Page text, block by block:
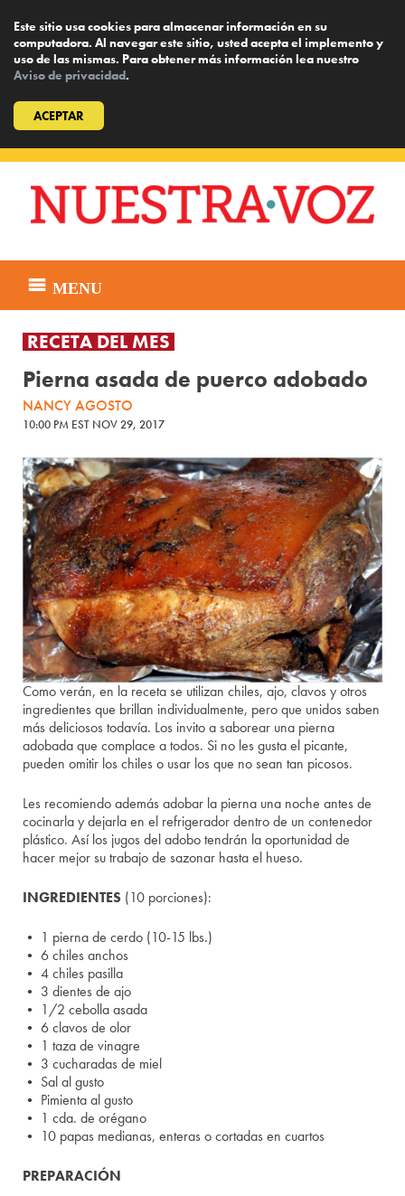
Este sitio usa cookies para almacenar información en su
computadora. Al navegar este sitio, usted acepta el implemento y
uso de las mismas. Para obtener más información lea nuestro
Aviso de privacidad.
ACEPTAR
content
MENU
RECETA DEL MES
Pierna asada de puerco adobado
NANCY AGOSTO
10:00 PM EST NOV 29, 2017
Como verán, en la receta se utilizan chiles, ajo, clavos y otros
ingredientes que brillan individualmente, pero que unidos saben
más deliciosos todavía. Los invito a saborear una pierna
adobada que complace a todos. Si no les gusta el picante,
pueden omitir los chiles o usar los que no sean tan picosos.
Les recomiendo además adobar la pierna una noche antes de
cocinarla y dejarla en el refrigerador dentro de un contenedor
plástico. Así los jugos del adobo tendrán la oportunidad de
hacer mejor su trabajo de sazonar hasta el hueso.
INGREDIENTES (10 porciones):
• 1 pierna de cerdo (10-15 lbs.)
• 6 chiles anchos
• 4 chiles pasilla
• 3 dientes de ajo
• 1/2 cebolla asada
• 6 clavos de olor
• 1 taza de vinagre
• 3 cucharadas de miel
• Sal al gusto
• Pimienta al gusto
• 1 cda. de orégano
• 10 papas medianas, enteras o cortadas en cuartos
PREPARACIÓN